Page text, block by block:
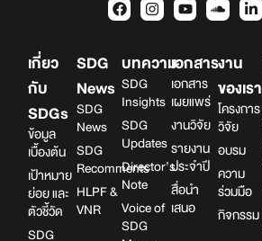
เกี่ยว
กับ
SDGs
ข้อมูล
เบื้องต้น
เป้าหมาย
ย่อย และ
ตัวชี้วัด
SDG
SDG
News
SDG
News
SDG
Recomments
HLPF &
VNR
บทความ
SDG
Insights
SDG
Updates
Director’s
Note
Voice of
SDG
เอกสาร
เอกสาร
เผยแพร่
งานวิจัย
รายงาน
ประจำปี
สื่อนำ
เสนอ
งาน
ของเรา
โครงการ
วิจัย
อบรม
ความ
ร่วมมือ
กิจกรรม